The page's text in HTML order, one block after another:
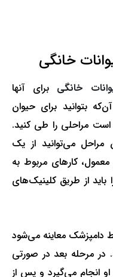
خانگی
خانگی برای آنها
بتوانید برای حیوان
است مراحلی را طی کنید.
مراحل می‌توانید از یک
کارهای مربوط به
باید از طریق کلینیک‌های
دامپزشک معاینه می‌شود
در مرحله بعد در صورتی
انجام می‌گیرد و پس از